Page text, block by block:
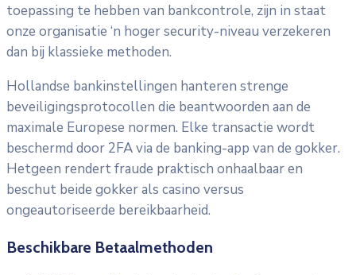
toepassing te hebben van bankcontrole, zijn in staat
onze organisatie ‘n hoger security-niveau verzekeren
dan bij klassieke methoden.
Hollandse bankinstellingen hanteren strenge
beveiligingsprotocollen die beantwoorden aan de
maximale Europese normen. Elke transactie wordt
beschermd door 2FA via de banking-app van de gokker.
Hetgeen rendert fraude praktisch onhaalbaar en
beschut beide gokker als casino versus
ongeautoriseerde bereikbaarheid.
Beschikbare Betaalmethoden